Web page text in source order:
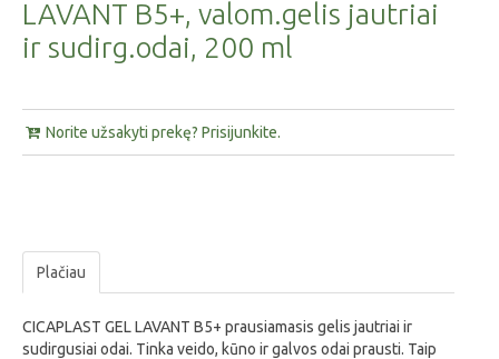
LAVANT B5+, valom.gelis jautriai
ir sudirg.odai, 200 ml
Norite užsakyti prekę? Prisijunkite.
Plačiau
CICAPLAST GEL LAVANT B5+ prausiamasis gelis jautriai ir
sudirgusiai odai. Tinka veido, kūno ir galvos odai prausti. Taip